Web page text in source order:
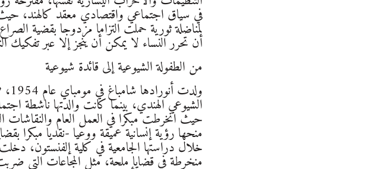
في سياق اجتماعي واقتصادي معقد كالهند، حيث
لمناضلة ثورية حملت التزاما مزدوجا بقضية
أن تحرر النساء لا يمكن أن ينجز إلا عبر تفكيك
من الطفولة الشيوعية إلى قائدة شيوعية
الشيوعي الهندي، بينما كانت والدتها ناشطة
حيث انخرطت مبكرا في العمل العام والنقاشات
منحها رؤية إنسانية عميقة ووعيا -نقديا مبكرا
خلال دراستها الجامعية في كلية إلفنستون،
منخرطة في قضايا ملحة، مثل المجاعات التي ضربت